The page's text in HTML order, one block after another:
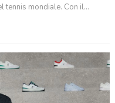
tennis mondiale. Con il...